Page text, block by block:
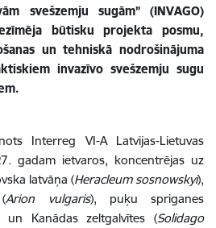
svešzemju sugām” (INVAGO)
būtisku projekta posmu,
un tehniskā nodrošinājuma
invazīvo svešzemju sugu
Interreg VI-A Latvijas-Lietuvas
gadam ietvaros, koncentrējas uz
latvāņa (Heracleum sosnowskyi),
Arion vulgaris), puķu spriganes
un Kanādas zeltgalvītes (Solidago